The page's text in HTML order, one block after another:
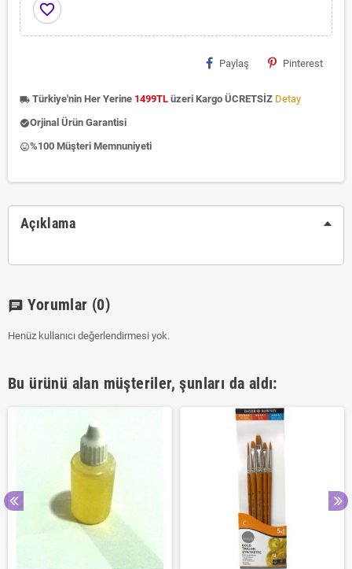
favorite_border
Paylaş Pinterest
local_shipping Türkiye'nin Her Yerine 1499TL üzeri Kargo ÜCRETSİZ Detay
check_circleOrjinal Ürün Garantisi
insert_emoticon%100 Müşteri Memnuniyeti
Açıklama
chat Yorumlar (0)
Henüz kullanıcı değerlendirmesi yok.
Bu ürünü alan müşteriler, şunları da aldı: